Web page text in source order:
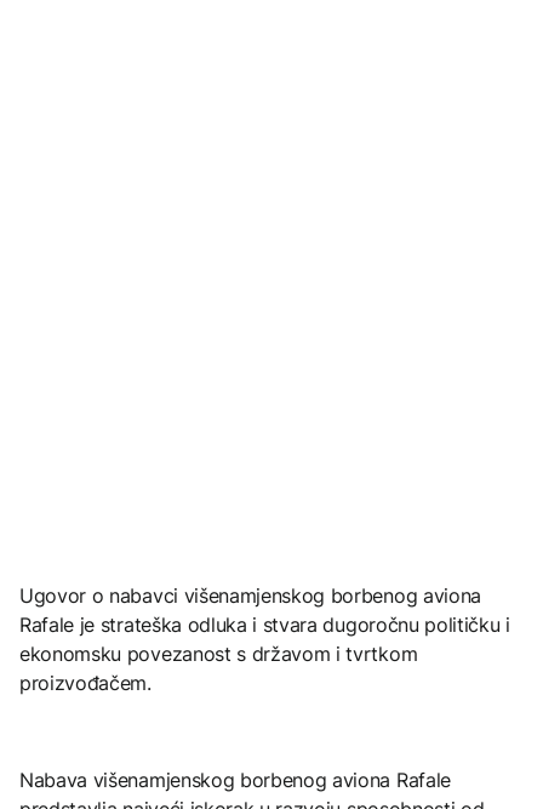
Ugovor o nabavci višenamjenskog borbenog aviona
Rafale je strateška odluka i stvara dugoročnu političku i
ekonomsku povezanost s državom i tvrtkom
proizvođačem.
Nabava višenamjenskog borbenog aviona Rafale